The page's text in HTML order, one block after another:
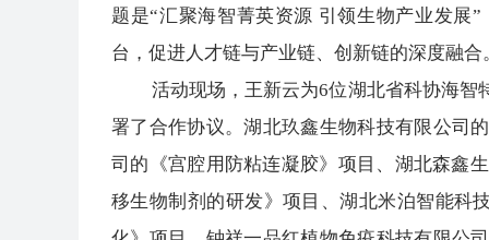
题是“汇聚海智菁英资源 引领生物产业发展
台，促进人才链与产业链、创新链的深度融合
活动现场，王新云为6位湖北省科协海智
署了合作协议。湖北玖鑫生物科技有限公司
司的《宫腔用防粘连凝胶》项目、湖北森鑫
移生物制剂的研发》项目、湖北米泊智能科